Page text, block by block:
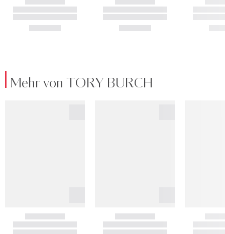
Mehr von TORY BURCH